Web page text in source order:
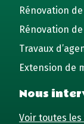
Rénovation
Rénovation
Travaux
Extension de
Nous
Voir toutes les